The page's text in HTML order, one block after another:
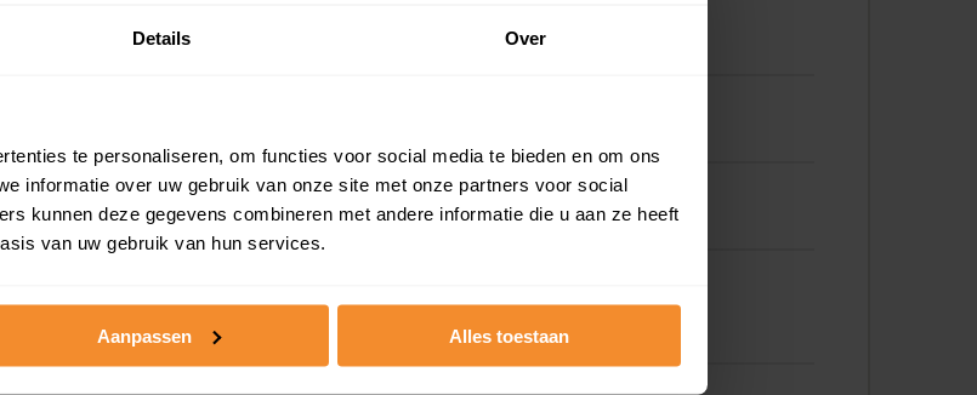
Details Over
te personaliseren, om functies voor social media te bieden en om ons
informatie over uw gebruik van onze site met onze partners voor social
kunnen deze gegevens combineren met andere informatie die u aan ze heeft
van uw gebruik van hun services.
Aanpassen Alles toestaan
82
84 Amer 88